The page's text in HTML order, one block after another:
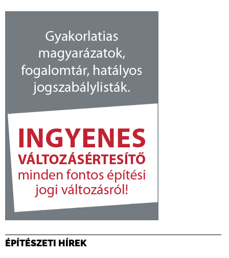
ÉPÍTÉSZETI HÍREK